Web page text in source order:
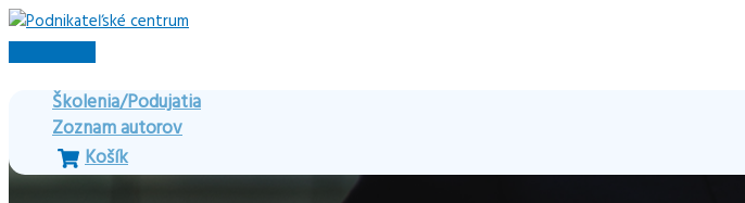
Preskočiť
na
Hlavné
Školenia/Podujatia
Zoznam autorov
Košík